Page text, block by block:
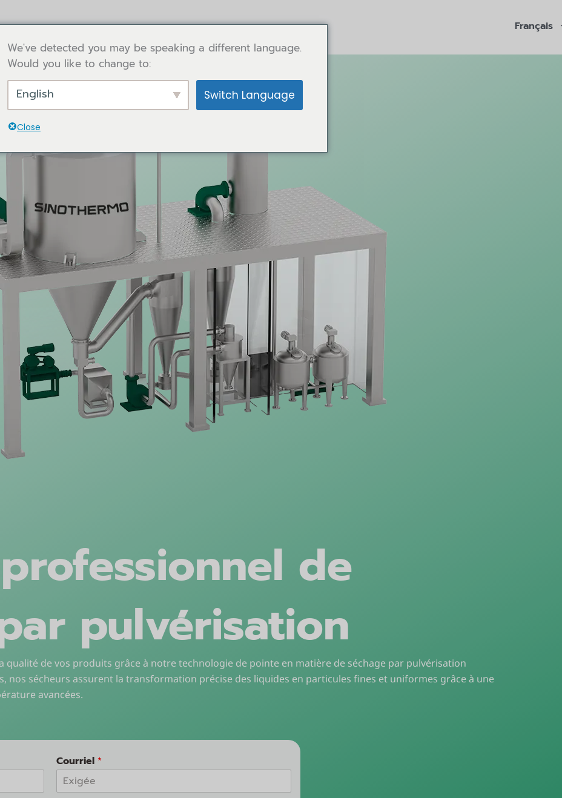
Français
de
pulvérisation
de vos produits grâce à notre technologie de pointe en matière de séchage par pulvérisation
nos sécheurs assurent la transformation précise des liquides en particules fines et uniformes grâce à une
avancées.
Courriel *
We've detected you may be speaking a different language.
Would you like to change to:
English Switch Language
Close